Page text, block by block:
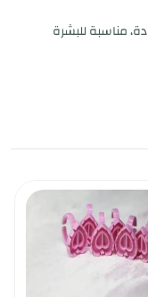
مناسبة للبشرة